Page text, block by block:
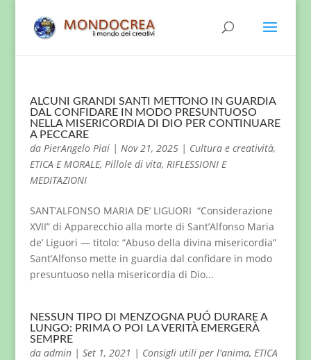
ALCUNI GRANDI SANTI METTONO IN GUARDIA
DAL CONFIDARE IN MODO PRESUNTUOSO
NELLA MISERICORDIA DI DIO PER CONTINUARE
A PECCARE
da PierAngelo Piai| Nov 21, 2025| Cultura e creatività,
ETICA E MORALE, Pillole di vita, RIFLESSIONI E
MEDITAZIONI
SANT’ALFONSO MARIA DE’ LIGUORI “Considerazione
XVII” di Apparecchio alla morte di Sant’Alfonso Maria
de’ Liguori — titolo: “Abuso della divina misericordia”
Sant’Alfonso mette in guardia dal confidare in modo
presuntuoso nella misericordia di Dio...
NESSUN TIPO DI MENZOGNA PUÓ DURARE A
LUNGO: PRIMA O POI LA VERITÀ EMERGERÀ
SEMPRE
da admin| Set 1, 2021 | Consigli utili per l'anima, ETICA